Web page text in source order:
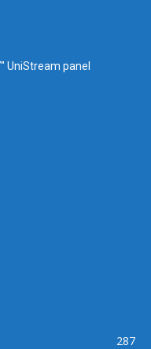
UniStream panel
287